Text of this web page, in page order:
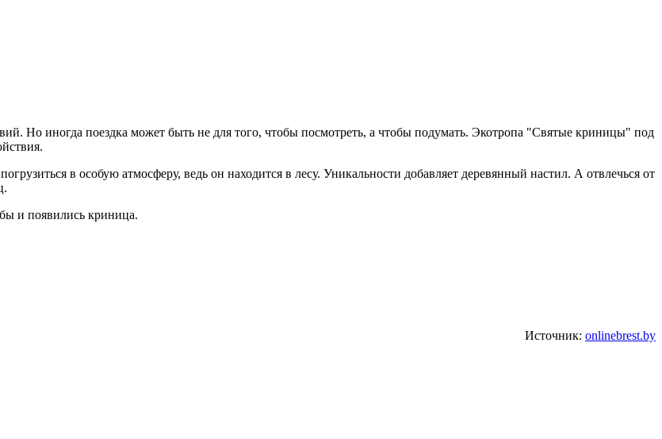
Но иногда поездка может быть не для того, чтобы посмотреть, а чтобы подумать. Экотропа "Святые криницы" под
в особую атмосферу, ведь он находится в лесу. Уникальности добавляет деревянный настил. А отвлечься от
и появились криница.
Источник: onlinebrest.by